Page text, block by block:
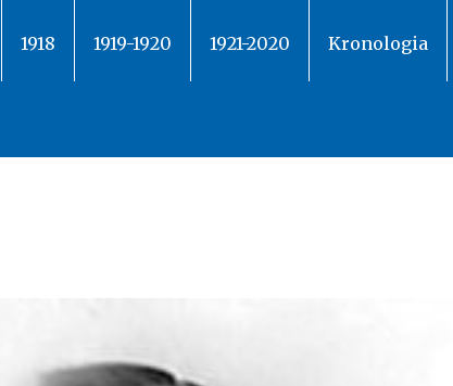
1918 1919-1920 1921-2020 Kronologia